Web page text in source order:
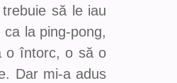
să le iau
la ping-pong,
o întorc, o să o
Dar mi-a adus